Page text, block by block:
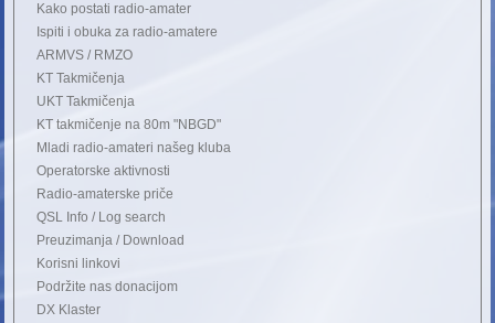
Kako postati radio-amater
Ispiti i obuka za radio-amatere
ARMVS / RMZO
KT Takmičenja
UKT Takmičenja
KT takmičenje na 80m "NBGD"
Mladi radio-amateri našeg kluba
Operatorske aktivnosti
Radio-amaterske priče
QSL Info / Log search
Preuzimanja / Download
Korisni linkovi
Podržite nas donacijom
DX Klaster